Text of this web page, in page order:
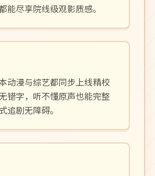
能尽享院线级观影质感。
动漫与综艺都同步上线精校
错字，听不懂原声也能完整
追剧无障碍。